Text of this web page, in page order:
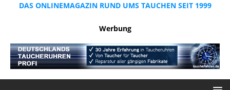
DAS ONLINEMAGAZIN RUND UMS TAUCHEN SEIT 1999
Werbung